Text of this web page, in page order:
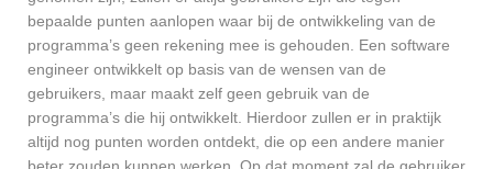
bepaalde punten aanlopen waar bij de ontwikkeling van de
programma’s geen rekening mee is gehouden. Een software
engineer ontwikkelt op basis van de wensen van de
gebruikers, maar maakt zelf geen gebruik van de
programma’s die hij ontwikkelt. Hierdoor zullen er in praktijk
altijd nog punten worden ontdekt, die op een andere manier